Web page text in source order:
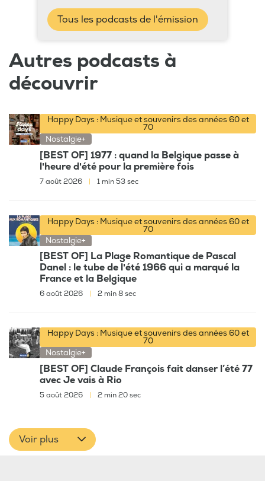
Tous les podcasts de l'émission
Autres podcasts à
découvrir
Happy Days : Musique et souvenirs des années 60 et
70
Nostalgie+
[BEST OF] 1977 : quand la Belgique passe à
l'heure d'été pour la première fois
7 août 2026 1 min 53 sec
Happy Days : Musique et souvenirs des années 60 et
70
Nostalgie+
[BEST OF] La Plage Romantique de Pascal
Danel : le tube de l'été 1966 qui a marqué la
France et la Belgique
6 août 2026 2 min 8 sec
Happy Days : Musique et souvenirs des années 60 et
70
Nostalgie+
[BEST OF] Claude François fait danser l’été 77
avec Je vais à Rio
5 août 2026 2 min 20 sec
Voir plus